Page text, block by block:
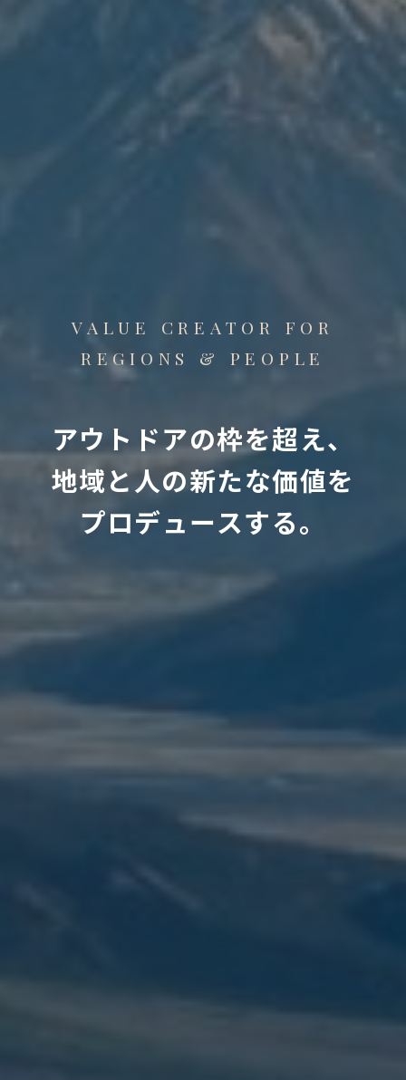
VALUE CREATOR FOR
REGIONS & PEOPLE
アウトドアの枠を超え、
地域と人の新たな価値を
プロデュースする。